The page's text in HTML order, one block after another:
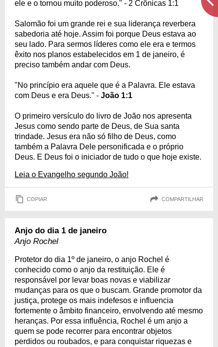
ele e o tornou muito poderoso." - 2 Crônicas 1:1
Salomão foi um grande rei e sua liderança reverbera
sabedoria até hoje. Assim foi porque Deus estava ao
seu lado. Para sermos líderes como ele era e termos
êxito nos planos estabelecidos em 1 de janeiro, é
preciso também andar com Deus.
"No princípio era aquele que é a Palavra. Ele estava
com Deus e era Deus." - João 1:1
O primeiro versículo do livro de João nos apresenta
Jesus como sendo parte de Deus, de Sua santa
trindade. Jesus era não só filho de Deus, como
também a Palavra Dele personificada e o próprio
Deus. E Deus foi o iniciador de tudo o que hoje existe.
Leia o Evangelho segundo João!
COPIAR COMPARTILHAR
Anjo do dia 1 de janeiro
Anjo Rochel
Protetor do dia 1º de janeiro, o anjo Rochel é
conhecido como o anjo da restituição. Ele é
responsável por levar boas novas e viabilizar
mudanças para os que o buscam. Grande promotor da
justiça, protege os mais indefesos e influencia
fortemente o âmbito financeiro, envolvendo até mesmo
heranças. Por essa influência, Rochel é um anjo a
quem se pode recorrer para encontrar objetos
perdidos ou roubados, e para conquistar riquezas e